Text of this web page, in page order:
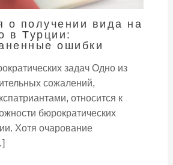
о получении вида на
в Турции:
ошибки
задач Одно из
сожалений,
относится к
бюрократических
Хотя очарование